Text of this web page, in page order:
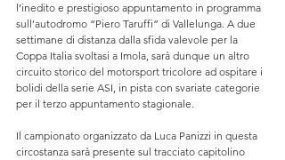
l’inedito e prestigioso appuntamento in programma
sull’autodromo “Piero Taruffi” di Vallelunga. A due
settimane di distanza dalla sfida valevole per la
Coppa Italia svoltasi a Imola, sarà dunque un altro
circuito storico del motorsport tricolore ad ospitare i
bolidi della serie ASI, in pista con svariate categorie
per il terzo appuntamento stagionale.
Il campionato organizzato da Luca Panizzi in questa
circostanza sarà presente sul tracciato capitolino